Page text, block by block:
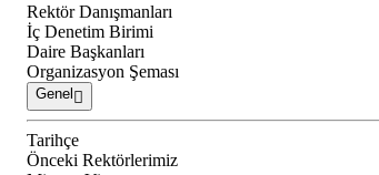
Rektör Danışmanları
İç Denetim Birimi
Daire Başkanları
Organizasyon Şeması
Genel
Tarihçe
Önceki Rektörlerimiz